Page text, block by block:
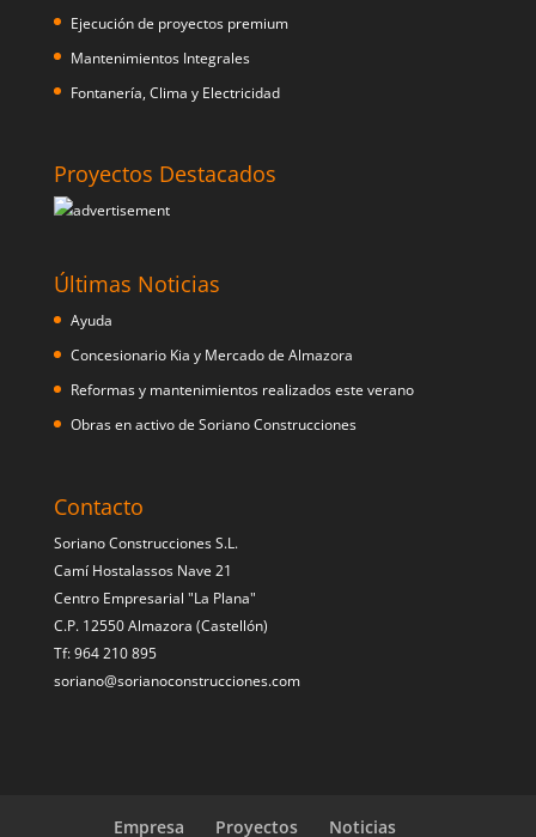
Ejecución de proyectos premium
Mantenimientos Integrales
Fontanería, Clima y Electricidad
Proyectos Destacados
Últimas Noticias
Ayuda
Concesionario Kia y Mercado de Almazora
Reformas y mantenimientos realizados este verano
Obras en activo de Soriano Construcciones
Contacto
Soriano Construcciones S.L.
Camí Hostalassos Nave 21
Centro Empresarial "La Plana"
C.P. 12550 Almazora (Castellón)
Tf: 964 210 895
soriano@sorianoconstrucciones.com
Empresa Proyectos Noticias